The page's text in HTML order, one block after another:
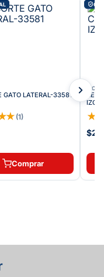
GATO LATERAL-33581
★ (1)
Comprar
★